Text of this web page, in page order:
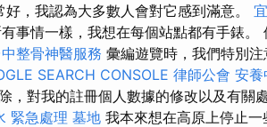
，我認為大多數人會對它感到滿意。
事情一樣，我想在每個站點都有手錶。
整骨神醫服務 彙編遊覽時，我們特別
SEARCH CONSOLE 律師公會 安養
，對我的註冊個人數據的修改以及有關
緊急處理 墓地 我本來想在高原上停止